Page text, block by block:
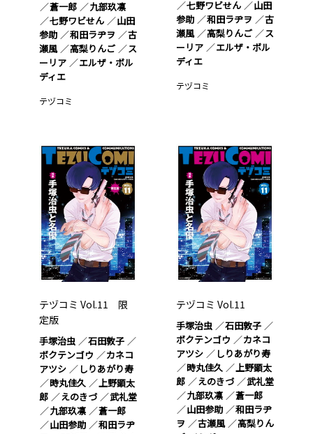
蒼一郎
九部玖凛
七野ワビせん
山田
参助
和田ラヂヲ
古
瀬風
高梨りんご
ス
ーリア
エルザ・ボル
ディエ
テヅコミ
七野ワビせん
山田
参助
和田ラヂヲ
古
瀬風
高梨りんご
ス
ーリア
エルザ・ボル
ディエ
テヅコミ
テヅコミ Vol.11 限
定版
手塚治虫
石田敦子
ボクテンゴウ
カネコ
アツシ
しりあがり寿
時丸佳久
上野顕太
郎
えのきづ
武礼堂
九部玖凛
蒼一郎
山田参助
和田ラヂ
テヅコミ Vol.11
手塚治虫
石田敦子
ボクテンゴウ
カネコ
アツシ
しりあがり寿
時丸佳久
上野顕太
郎
えのきづ
武礼堂
九部玖凛
蒼一郎
山田参助
和田ラヂ
ヲ
古瀬風
高梨りん